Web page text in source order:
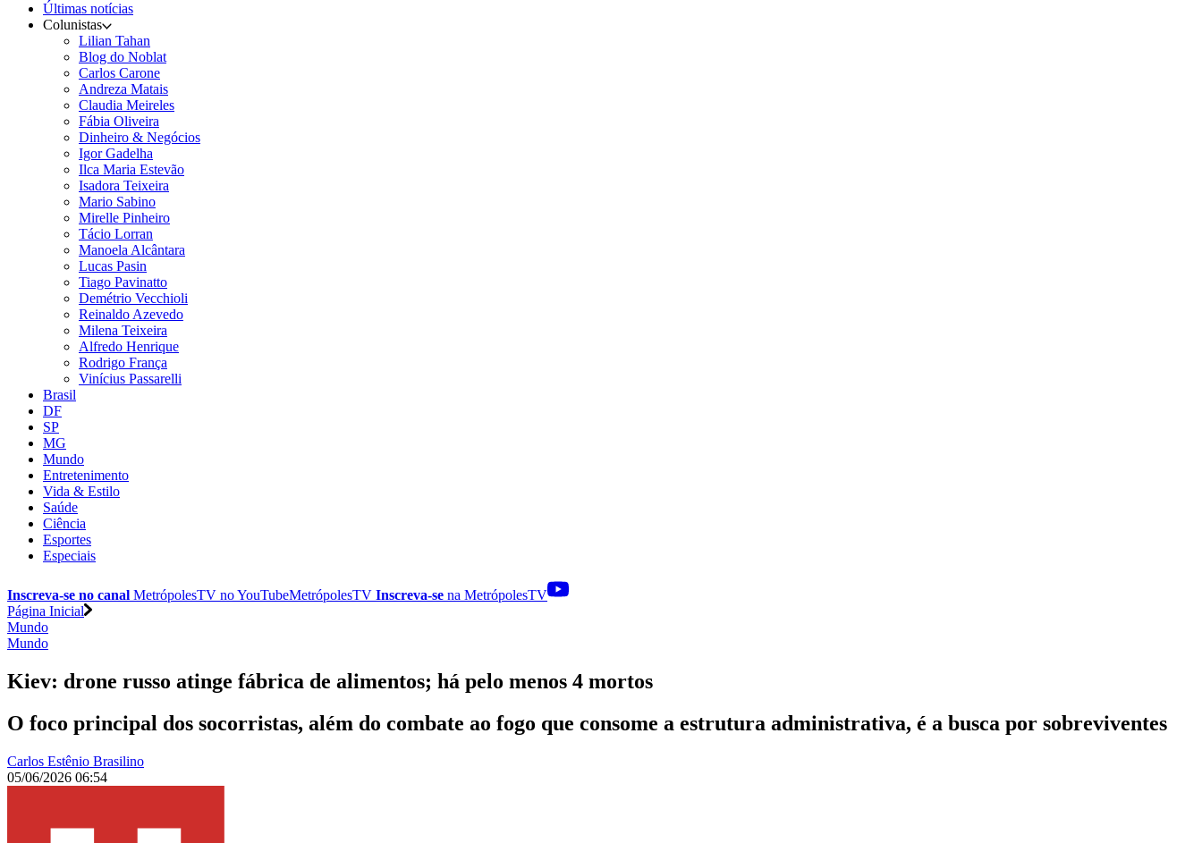
Últimas notícias
Colunistas
Lilian Tahan
Blog do Noblat
Carlos Carone
Andreza Matais
Claudia Meireles
Fábia Oliveira
Dinheiro & Negócios
Igor Gadelha
Ilca Maria Estevão
Isadora Teixeira
Mario Sabino
Mirelle Pinheiro
Tácio Lorran
Manoela Alcântara
Lucas Pasin
Tiago Pavinatto
Demétrio Vecchioli
Reinaldo Azevedo
Milena Teixeira
Alfredo Henrique
Rodrigo França
Vinícius Passarelli
Brasil
DF
SP
MG
Mundo
Entretenimento
Vida & Estilo
Saúde
Ciência
Esportes
Especiais
Inscreva-se no canal MetrópolesTV noYouTubeMetrópolesTV Inscreva-se na MetrópolesTV
Página Inicial
Mundo
Mundo
Kiev: drone russo atinge fábrica de alimentos; há pelo menos 4 mortos
O foco principal dos socorristas, além do combate ao fogo que consome a estrutura administrativa, é a busca por sobreviventes
Carlos Estênio Brasilino
05/06/2026 06:54